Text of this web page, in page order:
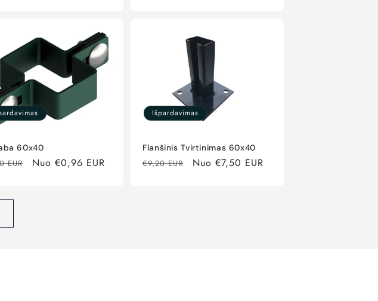
60x40
EUR
Išpardavimo
Nuo €0,96 EUR
Išpardavimas
Flanšinis Tvirtinimas 60x40
Įprasta
€9,20 EUR
Išpardavimo
Nuo €7,50 EUR